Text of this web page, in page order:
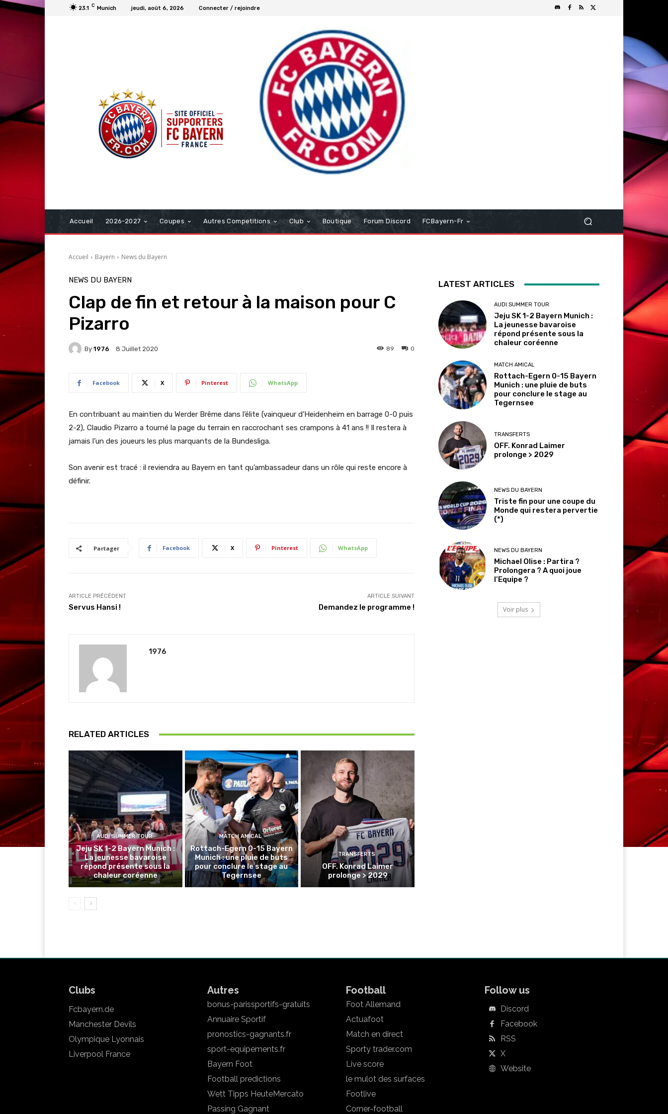
23.1 C Munich jeudi, août 6, 2026 Connecter / rejoindre
Accueil 2026-2027 Coupes Autres Competitions Club Boutique Forum Discord FCBayern-Fr
Accueil Bayern News du Bayern
NEWS DU BAYERN
Clap de fin et retour à la maison pour C
Pizarro
By 1976 8 Juillet 2020 0
89
Facebook X Pinterest WhatsApp
En contribuant au maintien du Werder Brême dans l’élite (vainqueur d’Heidenheim en barrage 0-0 puis
2-2), Claudio Pizarro a tourné la page du terrain en raccrochant ses crampons à 41 ans !! Il restera à
jamais l’un des joueurs les plus marquants de la Bundesliga.
Son avenir est tracé : il reviendra au Bayern en tant qu’ambassadeur dans un rôle qui reste encore à
définir.
Partager Facebook X Pinterest WhatsApp
ARTICLE PRÉCÉDENT
Servus Hansi !
ARTICLE SUIVANT
Demandez le programme !
1976
RELATED ARTICLES
AUDI SUMMER TOUR
Jeju SK 1-2 Bayern Munich :
La jeunesse bavaroise
répond présente sous la
chaleur coréenne
MATCH AMICAL
Rottach-Egern 0-15 Bayern
Munich : une pluie de buts
pour conclure le stage au
Tegernsee
TRANSFERTS
OFF. Konrad Laimer
prolonge > 2029
LATEST ARTICLES
AUDI SUMMER TOUR
Jeju SK 1-2 Bayern Munich :
La jeunesse bavaroise
répond présente sous la
chaleur coréenne
MATCH AMICAL
Rottach-Egern 0-15 Bayern
Munich : une pluie de buts
pour conclure le stage au
Tegernsee
TRANSFERTS
OFF. Konrad Laimer
prolonge > 2029
NEWS DU BAYERN
Triste fin pour une coupe du
Monde qui restera pervertie
(*)
NEWS DU BAYERN
Michael Olise : Partira ?
Prolongera ? A quoi joue
l’Equipe ?
Voir plus
Clubs
Fcbayern.de
Manchester Devils
Olympique Lyonnais
Liverpool France
Autres
bonus-parissportifs-gratuits
Annuaire Sportif
pronostics-gagnants.fr
sport-equipements.fr
Bayern Foot
Football predictions
Wett Tipps HeuteMercato
Passing Gagnant
Football
Foot Allemand
Actuafoot
Match en direct
Sporty trader.com
Live score
le mulot des surfaces
Footlive
Corner-football
Follow us
Discord
Facebook
RSS
X
Website